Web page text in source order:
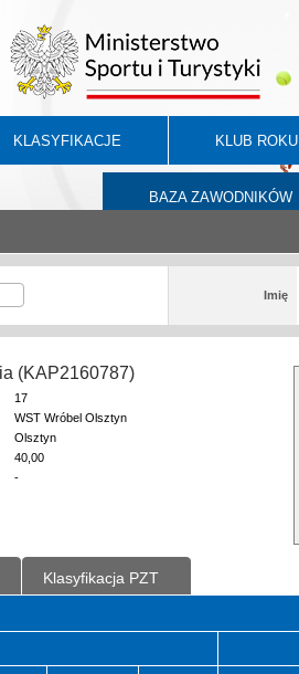
KLASYFIKACJE KLUB ROKU
BAZA ZAWODNIKÓW
Imię
(KAP2160787)
17
WST Wróbel Olsztyn
Olsztyn
40,00
-
Klasyfikacja PZT